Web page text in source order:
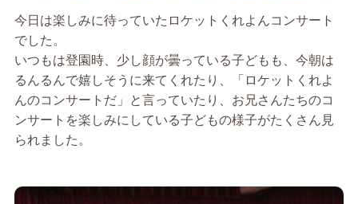
今日は楽しみに待っていたロケットくれよんコンサート
でした。
いつもは登園時、少し顔が曇っている子どもも、今朝は
るんるんで嬉しそうに来てくれたり、「ロケットくれよ
んのコンサートだ」と言っていたり、お兄さんたちのコ
ンサートを楽しみにしている子どもの様子がたくさん見
られました。